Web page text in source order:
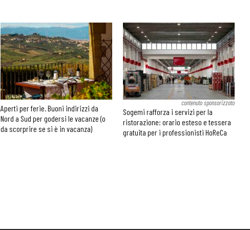
Aperti per ferie. Buoni indirizzi da
Nord a Sud per godersi le vacanze (o
da scorprire se si è in vacanza)
contenuto sponsorizzato
Sogemi rafforza i servizi per la
ristorazione: orario esteso e tessera
gratuita per i professionisti HoReCa